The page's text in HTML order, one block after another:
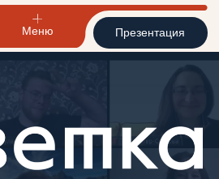
Презентация